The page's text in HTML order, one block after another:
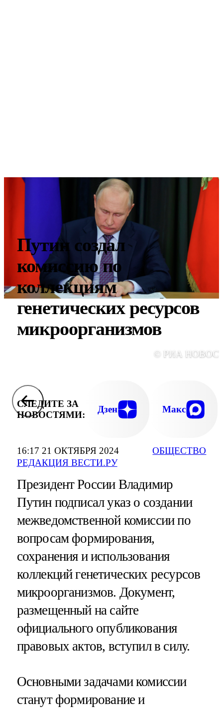
16:17 21 ОКТЯБРЯ 2024
РЕДАКЦИЯ ВЕСТИ.РУ
ОБЩЕСТВО
Путин создал
комиссию по
коллекциям
генетических ресурсов
микроорганизмов
© РИА
СЛЕДИТЕ ЗА
НОВОСТЯМИ:
Дзен Макс
Президент России Владимир
Путин подписал указ о создании
межведомственной комиссии по
вопросам формирования,
сохранения и использования
коллекций генетических ресурсов
микроорганизмов. Документ,
размещенный на сайте
официального опубликования
правовых актов, вступил в силу.
Основными задачами комиссии
станут формирование и